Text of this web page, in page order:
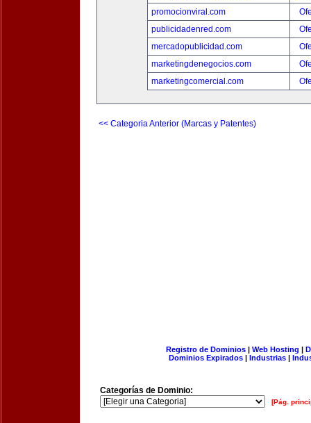
promocionviral.com
publicidadenred.com
mercadopublicidad.com
marketingdenegocios.com
marketingcomercial.com
<< Categoria Anterior (Marcas y Patentes)
Registro de Dominios| Web Hosting |
Dominios Expirados | Industrias |
Categorías de Dominio:
[Pág.